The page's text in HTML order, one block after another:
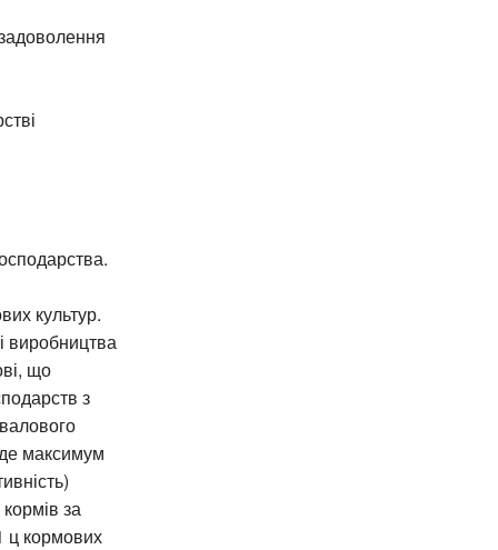
культур.
виробництва
що
з
максимум
за
ц кормових